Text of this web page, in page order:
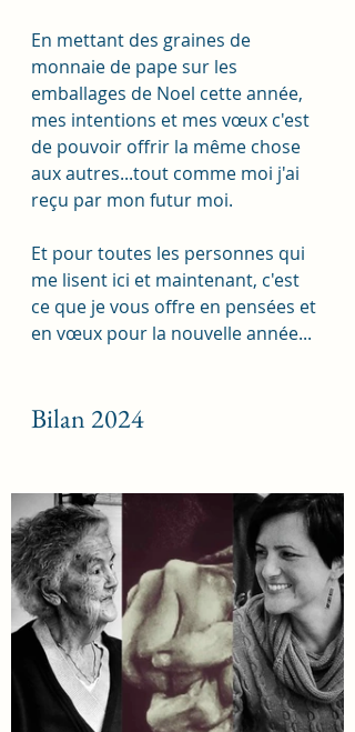
En mettant des graines de
monnaie de pape sur les
emballages de Noel cette année,
mes intentions et mes vœux c'est
de pouvoir offrir la même chose
aux autres...tout comme moi j'ai
reçu par mon futur moi.
Et pour toutes les personnes qui
me lisent ici et maintenant, c'est
ce que je vous offre en pensées et
en vœux pour la nouvelle année...
Bilan 2024